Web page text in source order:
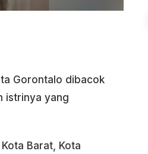
Gorontalo dibacok
istrinya yang
Barat, Kota